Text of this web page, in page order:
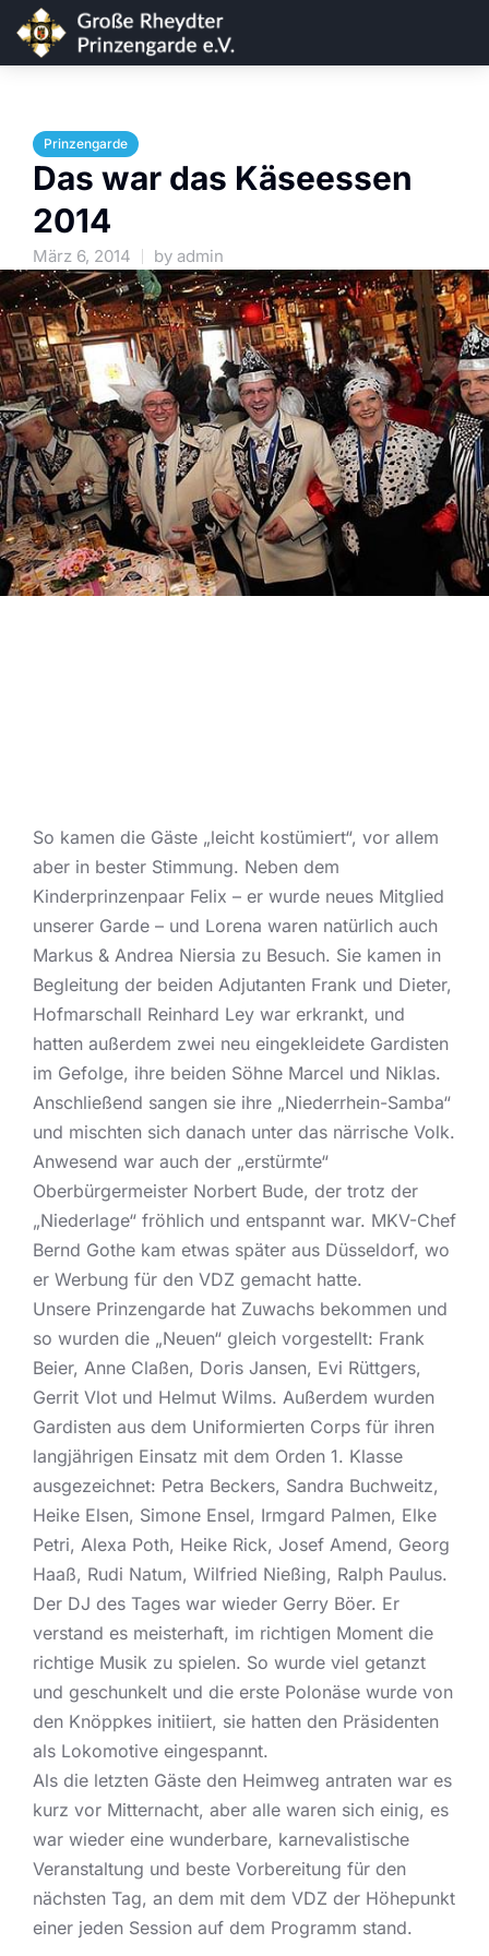
Prinzengarde
Das war das Käseessen
2014
März 6, 2014 by admin
So kamen die Gäste „leicht kostümiert“, vor allem
aber in bester Stimmung. Neben dem
Kinderprinzenpaar Felix – er wurde neues Mitglied
unserer Garde – und Lorena waren natürlich auch
Markus & Andrea Niersia zu Besuch. Sie kamen in
Begleitung der beiden Adjutanten Frank und Dieter,
Hofmarschall Reinhard Ley war erkrankt, und
hatten außerdem zwei neu eingekleidete Gardisten
im Gefolge, ihre beiden Söhne Marcel und Niklas.
Anschließend sangen sie ihre „Niederrhein-Samba“
und mischten sich danach unter das närrische Volk.
Anwesend war auch der „erstürmte“
Oberbürgermeister Norbert Bude, der trotz der
„Niederlage“ fröhlich und entspannt war. MKV-Chef
Bernd Gothe kam etwas später aus Düsseldorf, wo
er Werbung für den VDZ gemacht hatte.
Unsere Prinzengarde hat Zuwachs bekommen und
so wurden die „Neuen“ gleich vorgestellt: Frank
Beier, Anne Claßen, Doris Jansen, Evi Rüttgers,
Gerrit Vlot und Helmut Wilms. Außerdem wurden
Gardisten aus dem Uniformierten Corps für ihren
langjährigen Einsatz mit dem Orden 1. Klasse
ausgezeichnet: Petra Beckers, Sandra Buchweitz,
Heike Elsen, Simone Ensel, Irmgard Palmen, Elke
Petri, Alexa Poth, Heike Rick, Josef Amend, Georg
Haaß, Rudi Natum, Wilfried Nießing, Ralph Paulus.
Der DJ des Tages war wieder Gerry Böer. Er
verstand es meisterhaft, im richtigen Moment die
richtige Musik zu spielen. So wurde viel getanzt
und geschunkelt und die erste Polonäse wurde von
den Knöppkes initiiert, sie hatten den Präsidenten
als Lokomotive eingespannt.
Als die letzten Gäste den Heimweg antraten war es
kurz vor Mitternacht, aber alle waren sich einig, es
war wieder eine wunderbare, karnevalistische
Veranstaltung und beste Vorbereitung für den
nächsten Tag, an dem mit dem VDZ der Höhepunkt
einer jeden Session auf dem Programm stand.